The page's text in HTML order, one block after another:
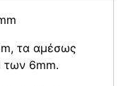
τα αμέσως
των 6mm.